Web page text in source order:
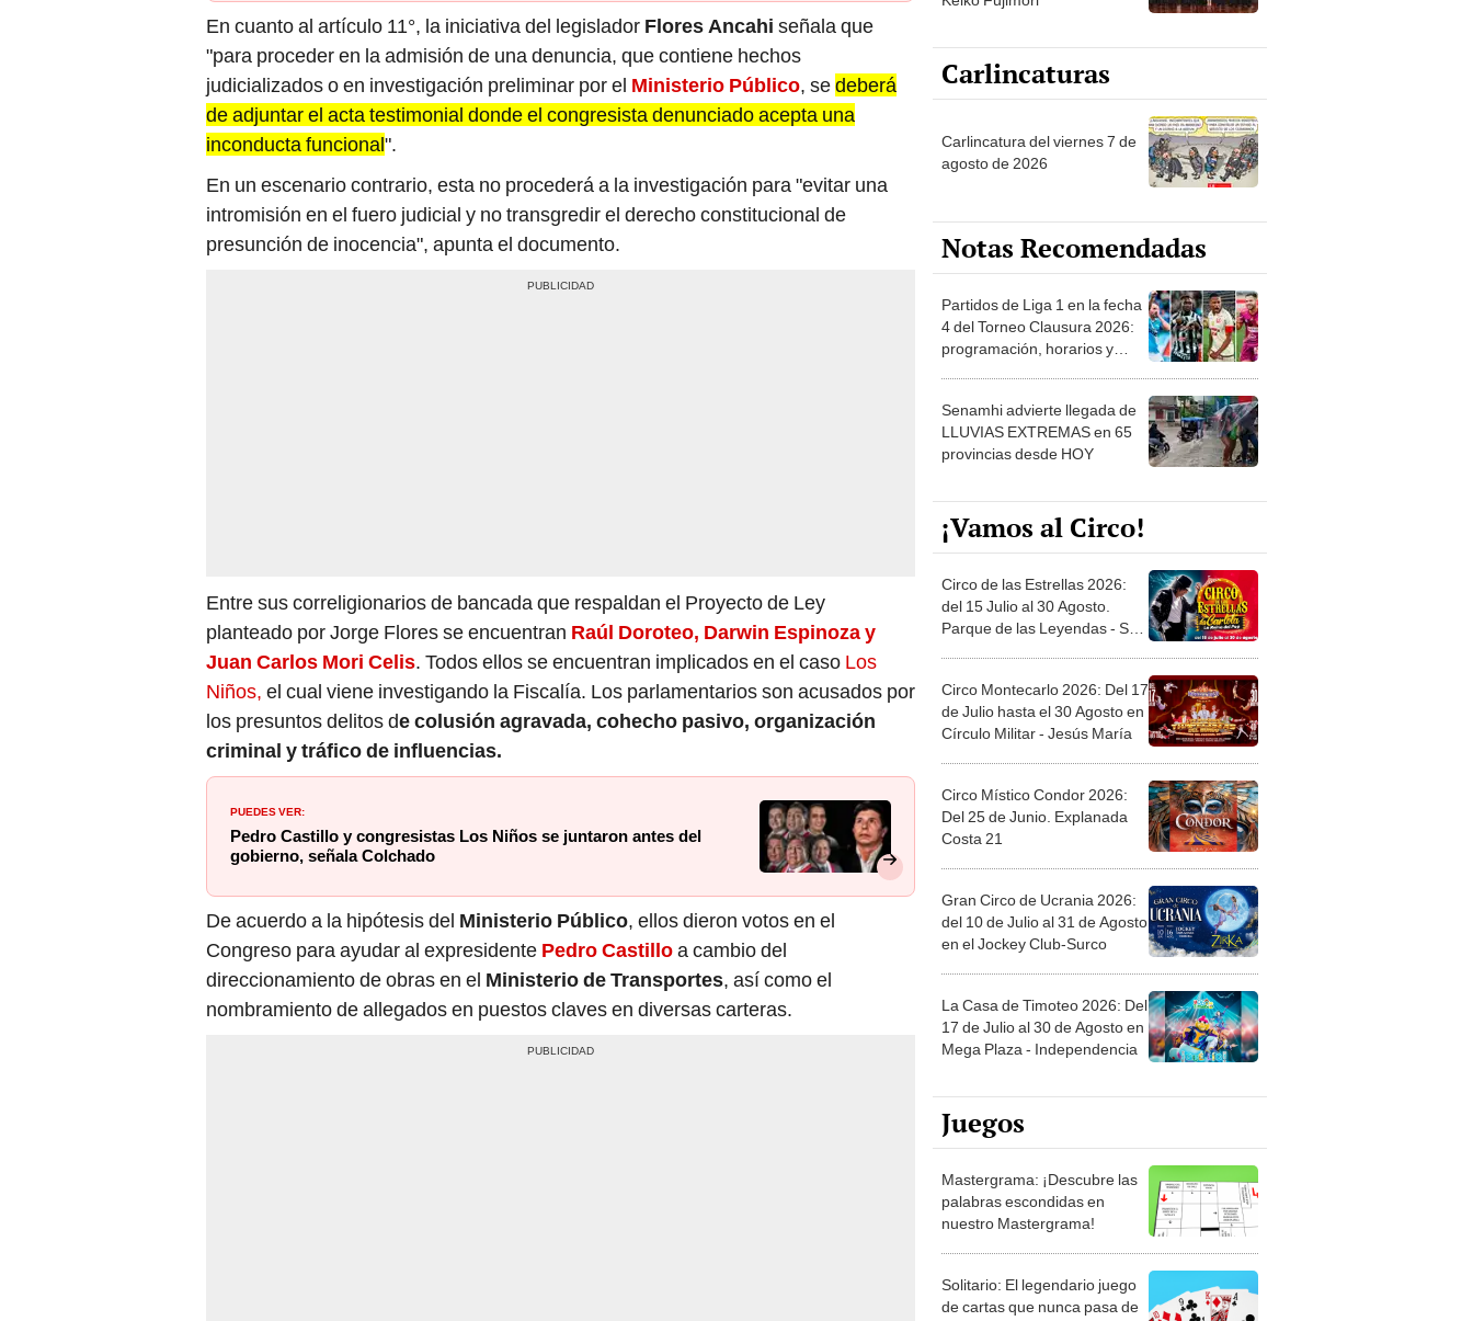
En cuanto al artículo 11°, la iniciativa del legisladorFlores Ancahiseñala que
"para proceder en la admisión de una denuncia, que contiene hechos
judicializados o en investigación preliminar por elMinisterio Público
deberá
de adjuntar el acta testimonial donde el congresista denunciado acepta una
inconducta funcional".
intromisión en el fuero judicial y no transgredir el derecho constitucional de
presunción de inocencia", apunta el documento.
planteado por Jorge Flores se encuentran Raúl Doroteo, Darwin Espinoza y
Juan Carlos Mori Celis. Todos ellos se encuentran implicados en el casoLos
Niños,el cual viene investigando la Fiscalía. Los parlamentarios son acusados por
los presuntos delitos de colusión agravada, cohecho pasivo, organización
criminal y tráfico de influencias.
Pedro Castillo y congresistas Los Niños se juntaron antes del
gobierno, señala Colchado
De acuerdo a la hipótesis delMinisterio Público, ellos dieron votos en el
Congreso para ayudar al expresidentePedro Castilloa cambio del
direccionamiento de obras en elMinisterio de Transportes, así como el
nombramiento de allegados en puestos claves en diversas carteras.
Carlincaturas
agosto de 2026
Notas Recomendadas
4 del Torneo Clausura 2026:
programación, horarios y
dónde ver
LLUVIAS EXTREMAS en 65
provincias desde HOY
¡Vamos al Circo!
del 15 Julio al 30 Agosto.
Parque de las Leyendas - San
Miguel
de Julio hasta el 30 Agosto en
Círculo Militar - Jesús María
Del 25 de Junio. Explanada
Costa 21
del 10 de Julio al 31 de Agosto
en el Jockey Club-Surco
17 de Julio al 30 de Agosto en
Mega Plaza - Independencia
Juegos
palabras escondidas en
nuestro Mastergrama!
de cartas que nunca pasa de
moda. Organiza el mazo y